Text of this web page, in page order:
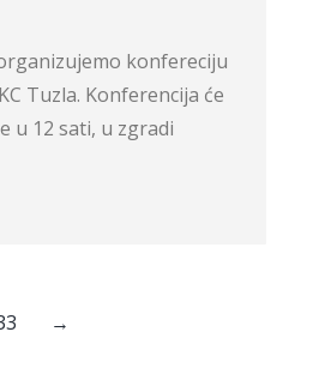
konfereciju
Tuzla. Konferencija će
u 12 sati, u zgradi
→